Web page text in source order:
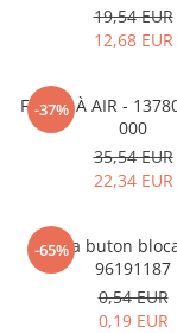
19,54 EUR
12,68 EUR
-37%
FILTRE À AIR -
000
35,54 EUR
22,34 EUR
-65%
Rama buton
96191187
0,54 EUR
0,19 EUR